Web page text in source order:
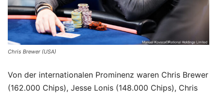
Chris Brewer (USA)
Von der internationalen Prominenz waren Chris Brewer
(162.000 Chips), Jesse Lonis (148.000 Chips), Chris